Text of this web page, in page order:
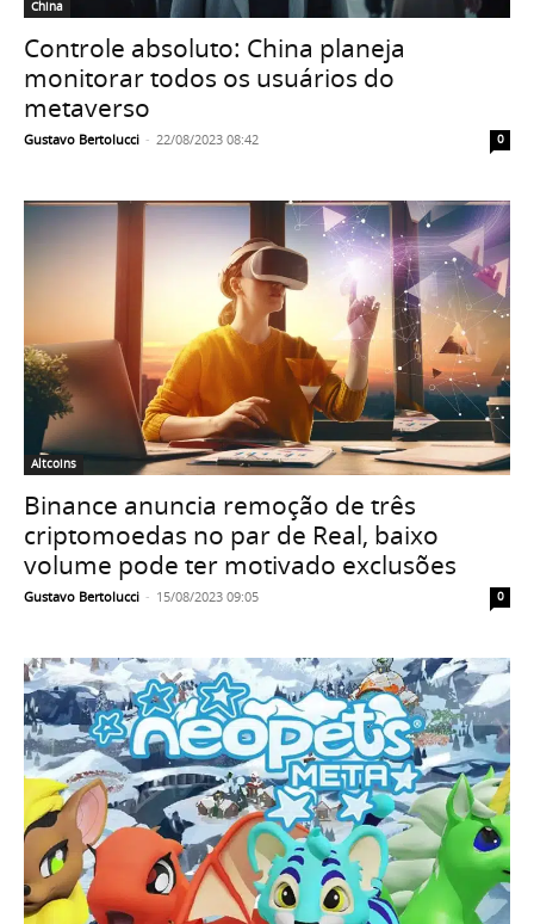
China
Controle absoluto: China planeja
monitorar todos os usuários do
metaverso
Gustavo Bertolucci - 22/08/2023 08:42 0
Altcoins
Binance anuncia remoção de três
criptomoedas no par de Real, baixo
volume pode ter motivado exclusões
Gustavo Bertolucci - 15/08/2023 09:05 0